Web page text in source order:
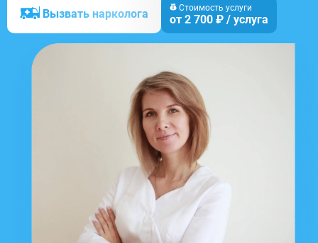
Вызвать нарколога Стоимость услуги
от 2 700 ₽ / услуга